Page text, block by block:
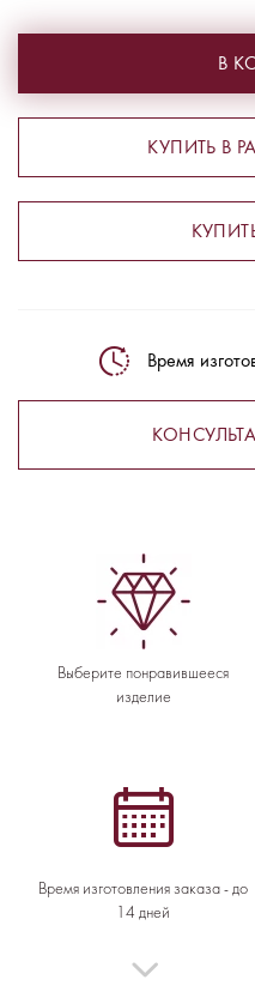
В
КУПИТЬ В
Время
Выберите понравившееся
изделие
Время изготовления заказа - до
14 дней